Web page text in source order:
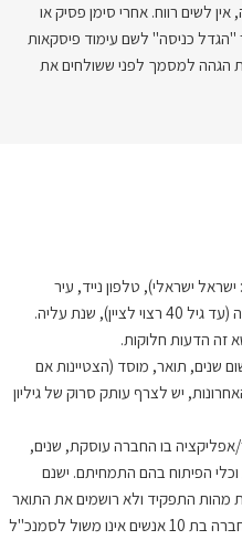
אין לשים רווח. אחרי סימן פסיק או
"הגדל כניסה" לשם עימוד פיסקאות
הגהה למסמך לפני ששולחים את
ישראלי), טלפון נייד, עיר
מגורים, אזרחות ישראלית וזרה, תאריך לידה (עד גיל 40 רצוי לציין), שנת עליה.
זה הדעות חלוקות.
שנים, תואר, מוסד (הצטיינות אם
יש לצרף עותק סרוק של גיליון
בו החברה עוסקת, שנים,
הפיתוח בהם התמחיתם. ישנם
מהות התפקיד ולא רושמים את התואר
והיררכיה בו היו בארגון. לדוגמא סמנכ"ל בחברה בת 10 אנשים אינו משול לסמנכ"ל